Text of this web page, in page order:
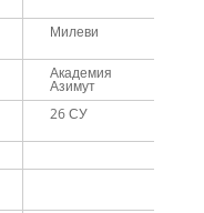
Милеви
Академия
Азимут
26 СУ